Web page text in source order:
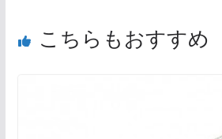
こちらもおすすめ